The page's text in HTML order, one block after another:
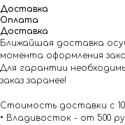
Доставка
Оплата
Доставка
Ближайшая доставка
момента оформления
Для гарантии
заказ заранее!
Стоимость доставки с
• Владивосток - от 500